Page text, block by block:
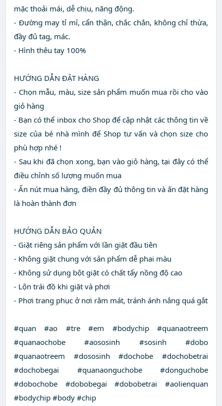
mặc thoải mái, dễ chịu, năng động.
- Đường may tỉ mỉ, cẩn thận, chắc chắn, không chỉ thừa,
đầy đủ tag, mác.
- Hình thêu tay 100%
HƯỚNG DẪN ĐẶT HÀNG
- Chọn mẫu, màu, size sản phẩm muốn mua rồi cho vào
giỏ hàng
- Bạn có thể inbox cho Shop để cập nhật các thông tin về
size của bé nhà mình để Shop tư vấn và chọn size cho
phù hợp nhé !
- Sau khi đã chọn xong, bạn vào giỏ hàng, tại đây có thể
điều chỉnh số lượng muốn mua
- Ấn nút mua hàng, điền đầy đủ thông tin và ấn đặt hàng
là hoàn thành đơn
HƯỚNG DẪN BẢO QUẢN
- Giặt riêng sản phẩm với lần giặt đầu tiên
- Không giặt chung với sản phẩm dễ phai màu
- Không sử dụng bột giặt có chất tẩy nồng độ cao
- Lộn trái đồ khi giặt và phơi
- Phơi trang phục ở nơi râm mát, tránh ánh nắng quá gắt
#quan #ao #tre #em #bodychip #quanaotreem
#quanaochobe #aososinh #sosinh #dobo
#quanaotreem #dososinh #dochobe #dochobetrai
#dochobegai #quanaonguchobe #donguchobe
#dobochobe #dobobegai #dobobetrai #aolienquan
#bodychip #body #chip